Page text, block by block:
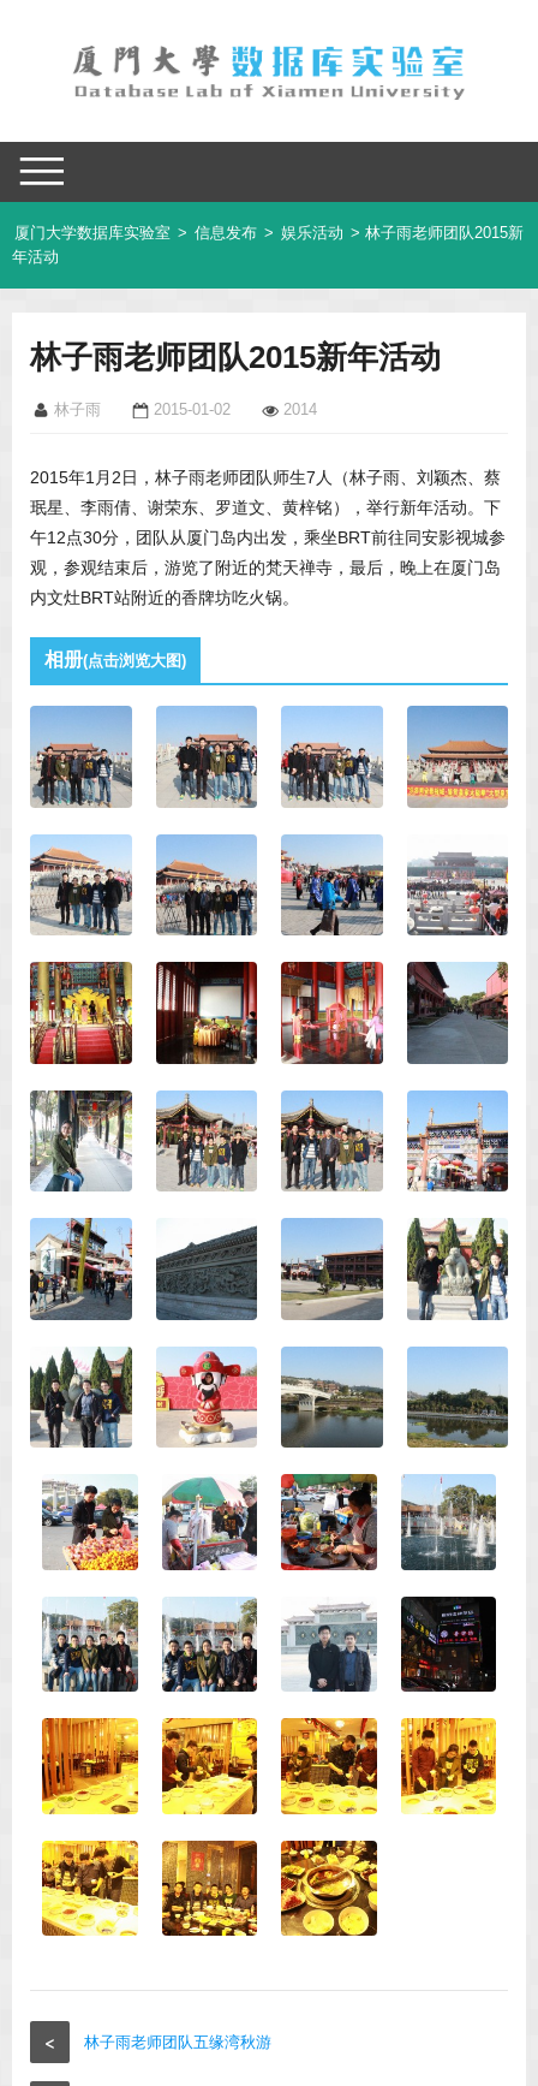
厦门大学数据库实验室 > 信息发布 > 娱乐活动 > 林子雨老师团队2015新
年活动
林子雨老师团队2015新年活动
林子雨 2015-01-02 2014
2015年1月2日，林子雨老师团队师生7人（林子雨、刘颖杰、蔡
珉星、李雨倩、谢荣东、罗道文、黄梓铭），举行新年活动。下
午12点30分，团队从厦门岛内出发，乘坐BRT前往同安影视城参
观，参观结束后，游览了附近的梵天禅寺，最后，晚上在厦门岛
内文灶BRT站附近的香牌坊吃火锅。
相册(点击浏览大图)
< 林子雨老师团队五缘湾秋游